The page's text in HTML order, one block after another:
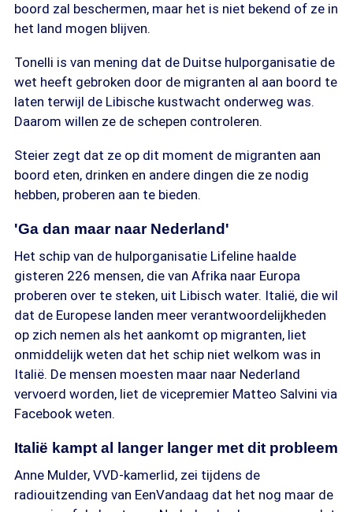
boord zal beschermen, maar het is niet bekend of ze in
het land mogen blijven.
Tonelli is van mening dat de Duitse hulporganisatie de
wet heeft gebroken door de migranten al aan boord te
laten terwijl de Libische kustwacht onderweg was.
Daarom willen ze de schepen controleren.
Steier zegt dat ze op dit moment de migranten aan
boord eten, drinken en andere dingen die ze nodig
hebben, proberen aan te bieden.
'Ga dan maar naar Nederland'
Het schip van de hulporganisatie Lifeline haalde
gisteren 226 mensen, die van Afrika naar Europa
proberen over te steken, uit Libisch water. Italië, die wil
dat de Europese landen meer verantwoordelijkheden
op zich nemen als het aankomt op migranten, liet
onmiddelijk weten dat het schip niet welkom was in
Italië. De mensen moesten maar naar Nederland
vervoerd worden, liet de vicepremier Matteo Salvini via
Facebook weten.
Italië kampt al langer langer met dit probleem
Anne Mulder, VVD-kamerlid, zei tijdens de
radiouitzending van EenVandaag dat het nog maar de